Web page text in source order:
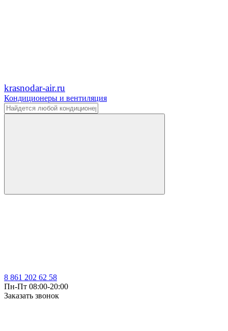
krasnodar-air.ru
Кондиционеры и вентиляция
8 861 202 62 58
Пн-Пт 08:00-20:00
Заказать звонок